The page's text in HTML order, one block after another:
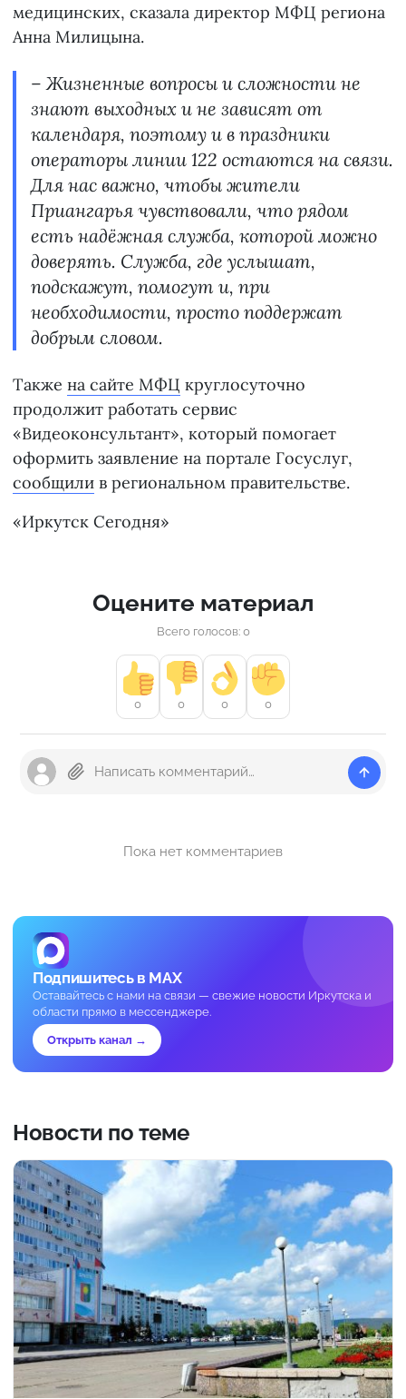
медицинских, сказала директор МФЦ региона
Анна Милицына.
– Жизненные вопросы и сложности не
знают выходных и не зависят от
календаря, поэтому и в праздники
операторы линии 122 остаются на связи.
Для нас важно, чтобы жители
Приангарья чувствовали, что рядом
есть надёжная служба, которой можно
доверять. Служба, где услышат,
подскажут, помогут и, при
необходимости, просто поддержат
добрым словом.
Также на сайте МФЦ круглосуточно
продолжит работать сервис
«Видеоконсультант», который помогает
оформить заявление на портале Госуслуг,
сообщили в региональном правительстве.
«Иркутск Сегодня»
Оцените материал
Всего голосов: 0
0 0 0 0
Пока нет комментариев
Подпишитесь в MAX
Оставайтесь с нами на связи — свежие новости Иркутска и
области прямо в мессенджере.
Открыть канал →
Новости по теме